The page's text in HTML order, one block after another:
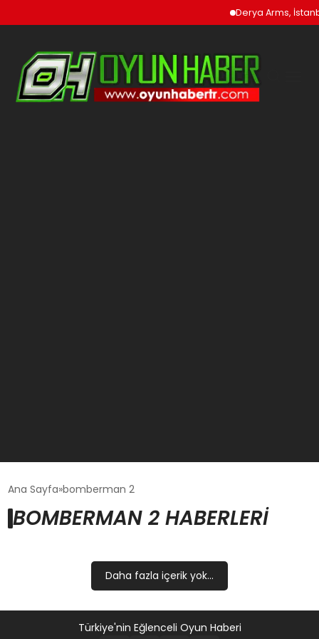
Derya Arms,
GÜNCEL
OYUN HABERLERI
EĞITIM
Ana Sayfa bomberman 2
BOMBERMAN 2 HABERLERI
Daha fazla içerik yok...
Türkiye'nin Eğlenceli Oyun Haberi